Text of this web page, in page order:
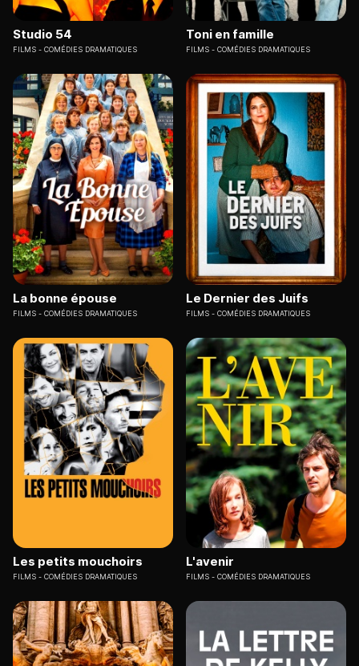
Studio 54
FILMS COMÉDIES DRAMATIQUES
Toni en famille
FILMS COMÉDIES DRAMATIQUES
La bonne épouse
FILMS COMÉDIES DRAMATIQUES
Le Dernier des Juifs
FILMS COMÉDIES DRAMATIQUES
Les petits mouchoirs
FILMS COMÉDIES DRAMATIQUES
L'avenir
FILMS COMÉDIES DRAMATIQUES